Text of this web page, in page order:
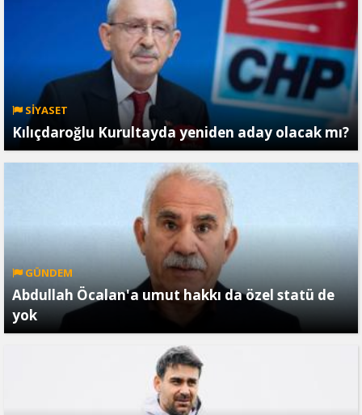
SİYASET
Kılıçdaroğlu Kurultayda yeniden aday olacak mı?
GÜNDEM
Abdullah Öcalan'a umut hakkı da özel statü de
yok